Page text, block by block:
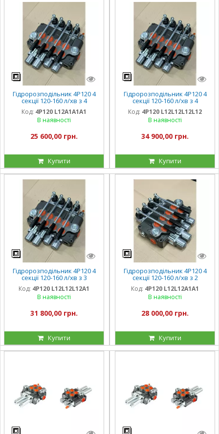
Гідророзподільник 4Р120 4
секції 120-160 л/хв з 4
плаваючими золотниками
на К700, Кировець
Код: 4Р120 L12А1А1А1
В наявності
25 600,00 грн.
Купити
Гідророзподільник 4Р120 4
секції 120-160 л/хв з 4
плаваючими золотниками
на К700, Кировець
Код: 4Р120 L12L12L12L12
В наявності
34 900,00 грн.
Купити
Гідророзподільник 4Р120 4
секції 120-160 л/хв з 3
плаваючими золотниками
на К700, Кировець
Код: 4Р120 L12L12L12A1
В наявності
31 800,00 грн.
Купити
Гідророзподільник 4Р120 4
секції 120-160 л/хв з 2
плавальними секціями на
К700, Кировець
Код: 4Р120 L12L12A1A1
В наявності
28 000,00 грн.
Купити